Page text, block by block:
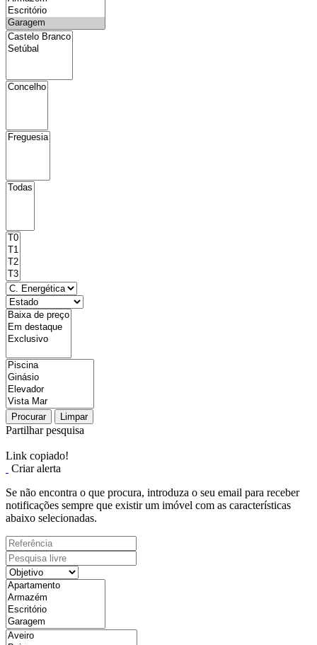
Procurar Limpar
Partilhar pesquisa
Link copiado!
Criar alerta
Se não encontra o que procura, introduza o seu email para receber
notificações sempre que existir um imóvel com as características
abaixo selecionadas.